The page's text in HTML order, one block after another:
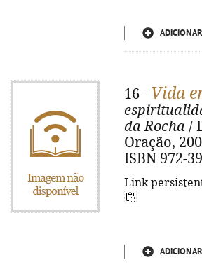
16 - Vida
da Rocha /
Oração,
ISBN 972-
Link